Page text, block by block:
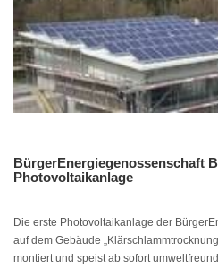
BürgerEnergiegenossenschaft
Photovoltaikanlage
Die erste Photovoltaikanlage der
auf dem Gebäude
montiert und speist ab sofort